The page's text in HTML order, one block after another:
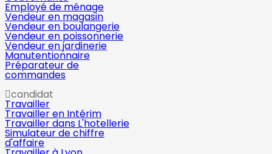
Employé de ménage
Vendeur en magasin
Vendeur en boulangerie
Vendeur en poissonnerie
Vendeur en jardinerie
Manutentionnaire
Préparateur de
commandes
candidat
Travailler
Travailler en Intérim
Travailler dans L'hotellerie
Simulateur de chiffre
d'affaire